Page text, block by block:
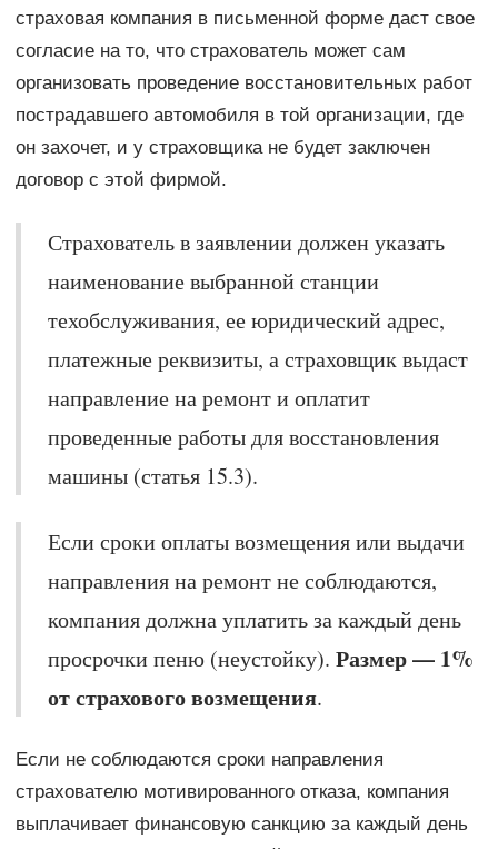
страховая компания в письменной форме даст свое
согласие на то, что страхователь может сам
организовать проведение восстановительных работ
пострадавшего автомобиля в той организации, где
он захочет, и у страховщика не будет заключен
договор с этой фирмой.
Страхователь в заявлении должен указать
наименование выбранной станции
техобслуживания, ее юридический адрес,
платежные реквизиты, а страховщик выдаст
направление на ремонт и оплатит
проведенные работы для восстановления
машины (статья 15.3).
Если сроки оплаты возмещения или выдачи
направления на ремонт не соблюдаются,
компания должна уплатить за каждый день
просрочки пеню (неустойку). Размер — 1%
от страхового возмещения.
Если не соблюдаются сроки направления
страхователю мотивированного отказа, компания
выплачивает финансовую санкцию за каждый день